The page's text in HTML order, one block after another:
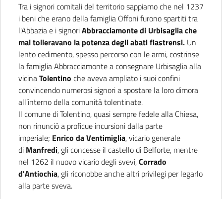
Tra i signori comitali del territorio sappiamo che nel 1237
i beni che erano della famiglia Offoni furono spartiti tra
l'Abbazia e i signoriAbbracciamonte di Urbisaglia che
mal tolleravano la potenza degli abati fiastrensi. Un
lento cedimento, spesso percorso con le armi, costrinse
la famiglia Abbracciamonte a consegnare Urbisaglia alla
vicinaTolentino che aveva ampliato i suoi confini
convincendo numerosi signori a spostare la loro dimora
all’interno della comunità tolentinate.
Il comune di Tolentino, quasi sempre fedele alla Chiesa,
non rinunciò a proficue incursioni dalla parte
imperiale; Enrico da Ventimiglia, vicario generale
di Manfredi, gli concesse il castello di Belforte, mentre
nel 1262 il nuovo vicario degli svevi,Corrado
d'Antiochia, gli riconobbe anche altri privilegi per legarlo
alla parte sveva.